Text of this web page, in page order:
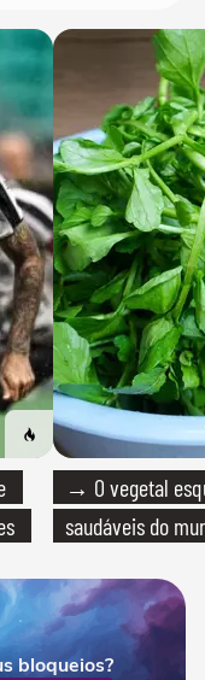
→ O vegetal
saudáveis do
bloqueios?